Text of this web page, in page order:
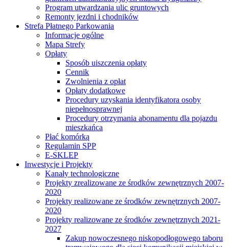
Program utwardzania ulic gruntowych
Remonty jezdni i chodników
Strefa Płatnego Parkowania
Informacje ogólne
Mapa Strefy
Opłaty
Sposób uiszczenia opłaty
Cennik
Zwolnienia z opłat
Opłaty dodatkowe
Procedury uzyskania identyfikatora osoby
niepełnosprawnej
Procedury otrzymania abonamentu dla pojazdu
mieszkańca
Płać komórką
Regulamin SPP
E-SKLEP
Inwestycje i Projekty
Kanały technologiczne
Projekty zrealizowane ze środków zewnętrznych 2007-
2020
Projekty realizowane ze środków zewnętrznych 2007-
2020
Projekty realizowane ze środków zewnętrznych 2021-
2027
Zakup nowoczesnego niskopodłogowego taboru